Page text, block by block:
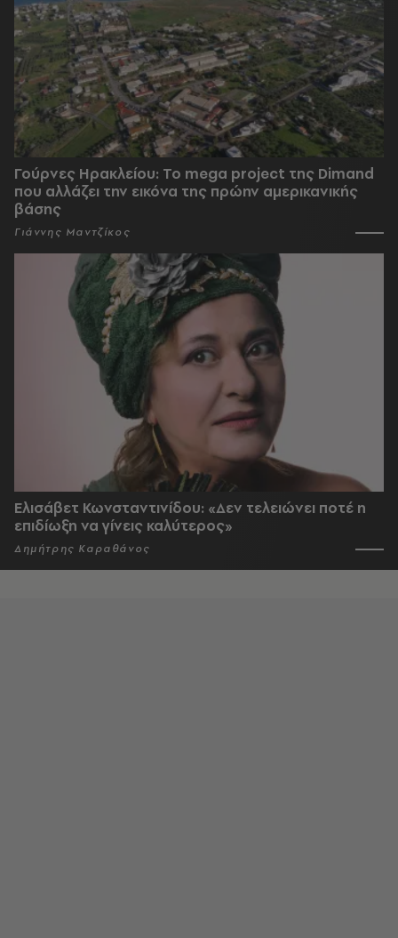
Γούρνες Ηρακλείου: To mega project της Dimand
που αλλάζει την εικόνα της πρώην αμερικανικής
βάσης
Γιάννης Μαντζίκος
Ελισάβετ Κωνσταντινίδου: «Δεν τελειώνει ποτέ η
επιδίωξη να γίνεις καλύτερος»
Δημήτρης Καραθάνος